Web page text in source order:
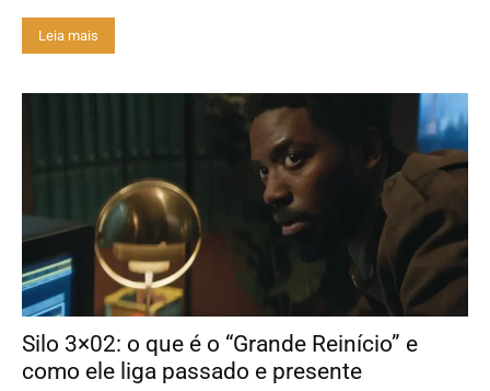
Leia mais
Silo 3×02: o que é o “Grande Reinício” e
como ele liga passado e presente